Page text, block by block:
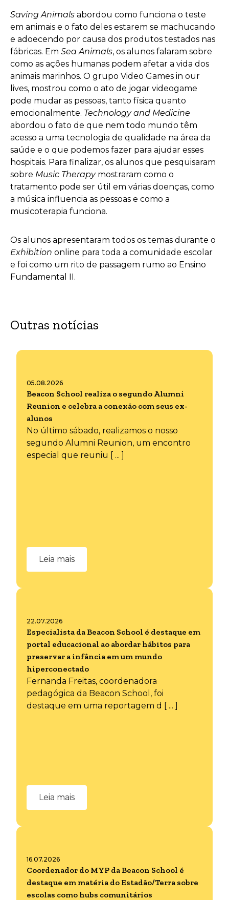
Saving Animals abordou como funciona o teste
em animais e o fato deles estarem se machucando
e adoecendo por causa dos produtos testados nas
fábricas. Em Sea Animals, os alunos falaram sobre
como as ações humanas podem afetar a vida dos
animais marinhos. O grupo Video Games in our
lives, mostrou como o ato de jogar videogame
pode mudar as pessoas, tanto física quanto
emocionalmente. Technology and Medicine
abordou o fato de que nem todo mundo têm
acesso a uma tecnologia de qualidade na área da
saúde e o que podemos fazer para ajudar esses
hospitais. Para finalizar, os alunos que pesquisaram
sobre Music Therapymostraram como o
tratamento pode ser útil em várias doenças, como
a música influencia as pessoas e como a
musicoterapia funciona.
Os alunos apresentaram todos os temas durante o
Exhibition online para toda a comunidade escolar
e foi como um rito de passagem rumo ao Ensino
Fundamental II.
Outras notícias
05.08.2026
Beacon School realiza o segundo Alumni
Reunion e celebra a conexão com seus ex-
alunos
No último sábado, realizamos o nosso
segundo Alumni Reunion, um encontro
especial que reuniu [ ... ]
Leia mais
22.07.2026
Especialista da Beacon School é destaque em
portal educacional ao abordar hábitos para
preservar a infância em um mundo
hiperconectado
Fernanda Freitas, coordenadora
pedagógica da Beacon School, foi
destaque em uma reportagem d [ ... ]
Leia mais
16.07.2026
Coordenador do MYP da Beacon School é
destaque em matéria do Estadão/Terra sobre
escolas como hubs comunitários